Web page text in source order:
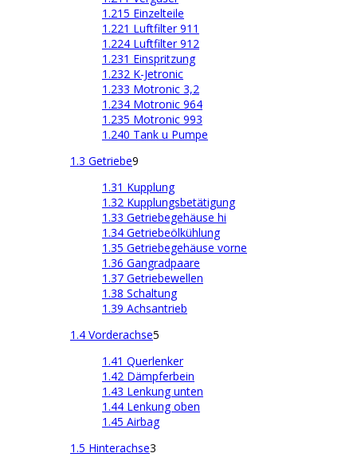
1.215 Einzelteile
1.221 Luftfilter 911
1.224 Luftfilter 912
1.231 Einspritzung
1.232 K-Jetronic
1.233 Motronic 3,2
1.234 Motronic 964
1.235 Motronic 993
1.240 Tank u Pumpe
1.3 Getriebe9
1.31 Kupplung
1.32 Kupplungsbetätigung
1.33 Getriebegehäuse hi
1.34 Getriebeölkühlung
1.35 Getriebegehäuse vorne
1.36 Gangradpaare
1.37 Getriebewellen
1.38 Schaltung
1.39 Achsantrieb
1.4 Vorderachse5
1.41 Querlenker
1.42 Dämpferbein
1.43 Lenkung unten
1.44 Lenkung oben
1.45 Airbag
1.5 Hinterachse3